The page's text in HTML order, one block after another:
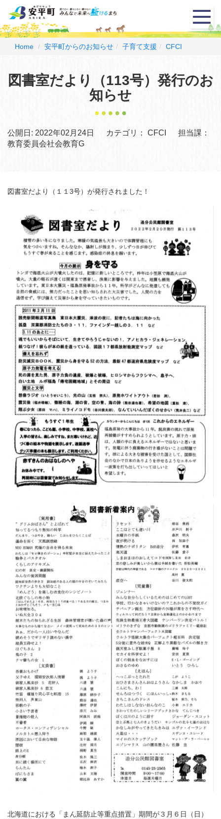
メ
ニ
ュ
Home 安平町からのお知らせ 子育て支援 CFCI
図書室だより（113号）発行のお
知らせ
公開日: 2022年02月24日 カテゴリ： CFCI
担当課：
教育委員会社会教育G
図書室だより（１１3号）が発行されました！
北海道における「まん延防止等重点措置」期間が３月６日（日）